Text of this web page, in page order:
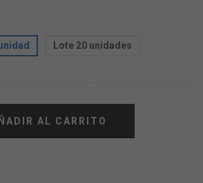
Lote 20 unidades
AL CARRITO